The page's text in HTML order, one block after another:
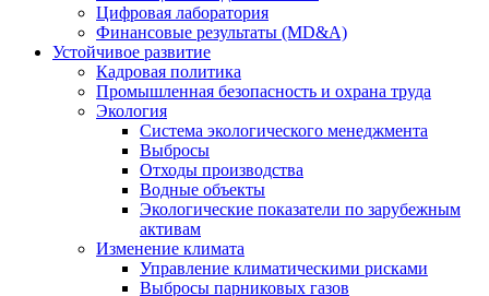
Цифровая лаборатория
Финансовые результаты (MD&A)
Устойчивое развитие
Кадровая политика
Промышленная безопасность и охрана труда
Экология
Система экологического менеджмента
Выбросы
Отходы производства
Водные объекты
Экологические показатели по зарубежным
активам
Изменение климата
Управление климатическими рисками
Выбросы парниковых газов